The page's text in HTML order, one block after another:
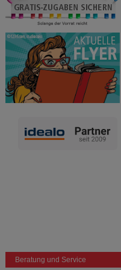
Beratung und Service